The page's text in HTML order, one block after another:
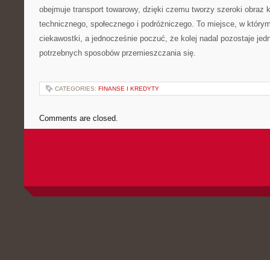
obejmuje transport towarowy, dzięki czemu tworzy szeroki obraz
technicznego, społecznego i podróżniczego. To miejsce, w
ciekawostki, a jednocześnie poczuć, że kolej nadal pozostaje
potrzebnych sposobów przemieszczania się.
CATEGORIES: FINANSE I KREDYTY
Comments are closed.